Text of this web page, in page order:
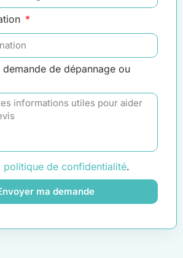
de dépannage ou
politique de confidentialité.
ma demande